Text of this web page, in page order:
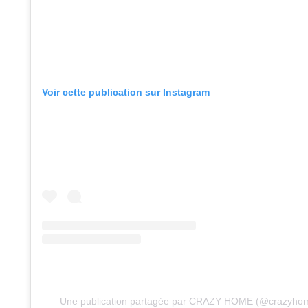
Voir cette publication sur Instagram
Une publication partagée par CRAZY HOME